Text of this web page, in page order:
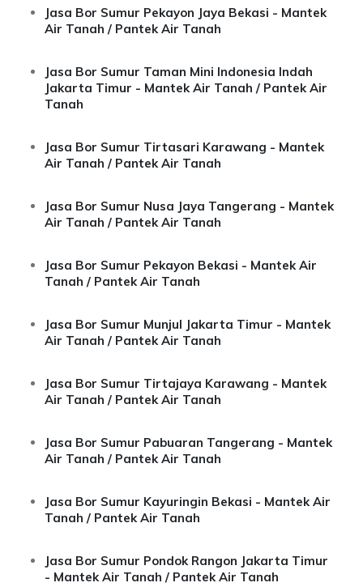
Jasa Bor Sumur Pekayon Jaya Bekasi - Mantek
Air Tanah / Pantek Air Tanah
Jasa Bor Sumur Taman Mini Indonesia Indah
Jakarta Timur - Mantek Air Tanah / Pantek Air
Tanah
Jasa Bor Sumur Tirtasari Karawang - Mantek
Air Tanah / Pantek Air Tanah
Jasa Bor Sumur Nusa Jaya Tangerang - Mantek
Air Tanah / Pantek Air Tanah
Jasa Bor Sumur Pekayon Bekasi - Mantek Air
Tanah / Pantek Air Tanah
Jasa Bor Sumur Munjul Jakarta Timur - Mantek
Air Tanah / Pantek Air Tanah
Jasa Bor Sumur Tirtajaya Karawang - Mantek
Air Tanah / Pantek Air Tanah
Jasa Bor Sumur Pabuaran Tangerang - Mantek
Air Tanah / Pantek Air Tanah
Jasa Bor Sumur Kayuringin Bekasi - Mantek Air
Tanah / Pantek Air Tanah
Jasa Bor Sumur Pondok Rangon Jakarta Timur
- Mantek Air Tanah / Pantek Air Tanah